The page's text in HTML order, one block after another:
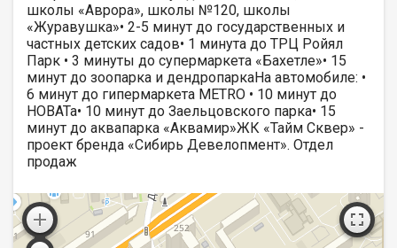
школы «Аврора», школы №120, школы
«Журавушка»• 2-5 минут до государственных и
частных детских садов• 1 минута до ТРЦ Ройял
Парк • 3 минуты до супермаркета «Бахетле»• 15
минут до зоопарка и дендропаркаНа автомобиле: •
6 минут до гипермаркета METRO • 10 минут до
НОВАТа• 10 минут до Заельцовского парка• 15
минут до аквапарка «Аквамир»ЖК «Тайм Сквер» -
проект бренда «Сибирь Девелопмент». Отдел
продаж